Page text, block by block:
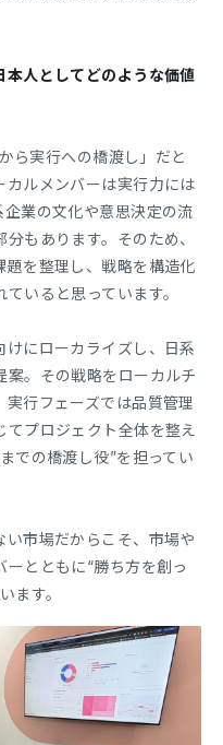
本人としてどのような価値
ら実行への橋渡し」だと
カルメンバーは実行力には
企業の文化や意思決定の流
もあります。そのため、
題を整理し、戦略を構造化
いると思っています。
けにローカライズし、日系
案。その戦略をローカルチ
行フェーズでは品質管理
プロジェクト全体を整え
での橋渡し役”を担ってい
い市場だからこそ、市場や
とともに“勝ち方を創っ
ます。